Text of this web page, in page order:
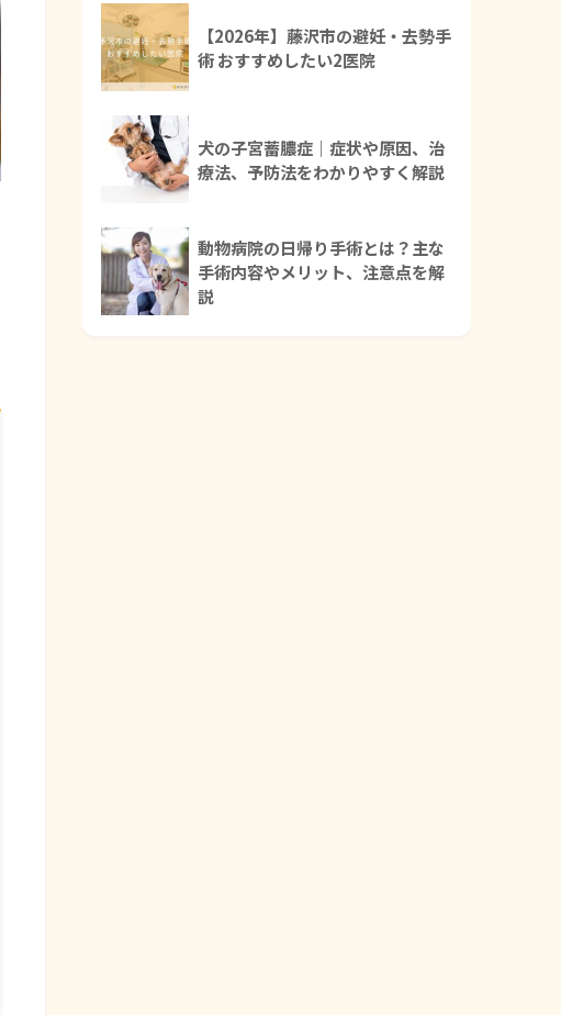
【2026年】藤沢市の避妊・去勢手
術 おすすめしたい2医院
犬の子宮蓄膿症｜症状や原因、治
療法、予防法をわかりやすく解説
動物病院の日帰り手術とは？主な
手術内容やメリット、注意点を解
説